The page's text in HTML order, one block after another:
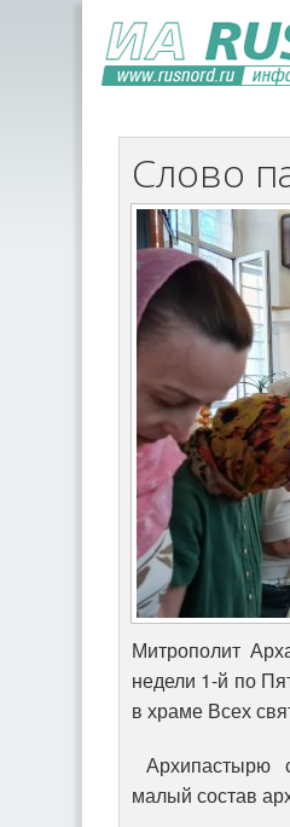
Слово
Митрополит
недели 1-й по
в храме Всех
Архипастырю
малый состав